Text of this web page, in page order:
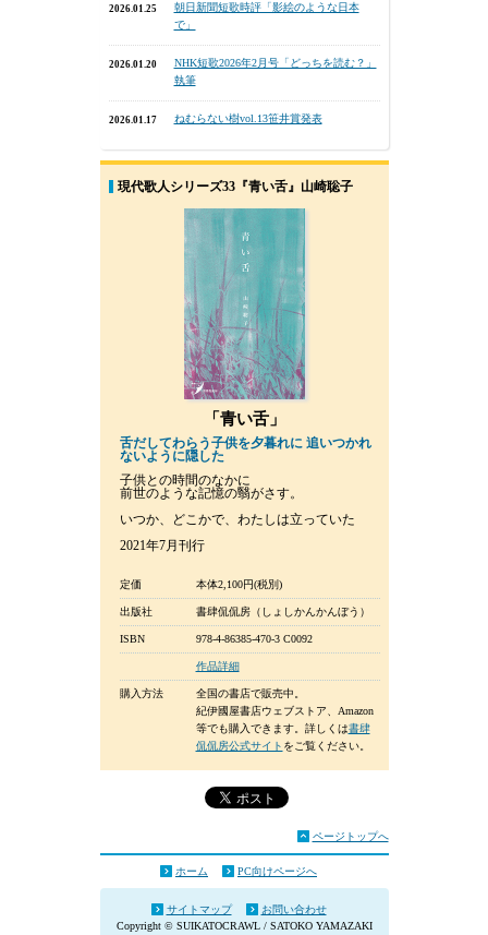
2026.01.25
朝日新聞短歌時評「影絵のような日本
で」
2026.01.20
NHK短歌2026年2月号「どっちを読む？」
執筆
2026.01.17 ねむらない樹vol.13笹井賞発表
現代歌人シリーズ33『青い舌』山崎聡子
「青い舌」
舌だしてわらう子供を夕暮れに 追いつかれ
ないように隠した
子供との時間のなかに
前世のような記憶の翳がさす。
いつか、どこかで、わたしは立っていた
2021年7月刊行
定価 本体2,100円(税別)
出版社 書肆侃侃房（しょしかんかんぼう）
ISBN 978-4-86385-470-3 C0092
作品詳細
購入方法
全国の書店で販売中。
紀伊國屋書店ウェブストア、Amazon
等でも購入できます。詳しくは書肆
侃侃房公式サイト をご覧ください。
ページトップへ
ホーム PC向けページへ
サイトマップ
お問い合わせ
Copyright © SUIKATOCRAWL / SATOKO YAMAZAKI